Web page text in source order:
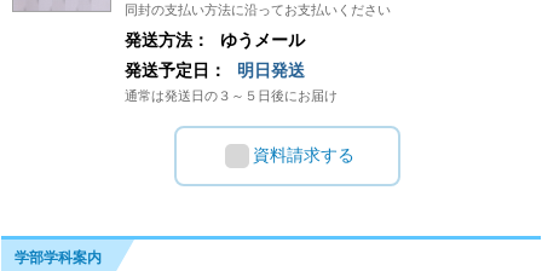
同封の支払い方法に沿ってお支払いください
発送方法：
ゆうメール
発送予定日：
明日発送
通常は発送日の３～５日後にお届け
資料請求する
学部学科案内